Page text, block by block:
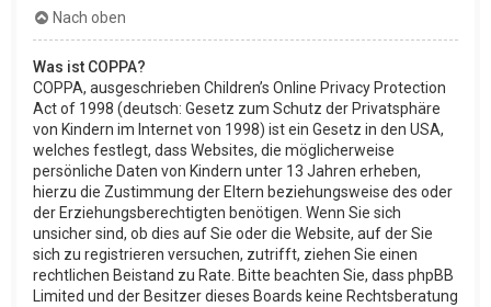
Nach oben
Was ist COPPA?
COPPA, ausgeschrieben Children’s Online Privacy Protection
Act of 1998 (deutsch: Gesetz zum Schutz der Privatsphäre
von Kindern im Internet von 1998) ist ein Gesetz in den USA,
welches festlegt, dass Websites, die möglicherweise
persönliche Daten von Kindern unter 13 Jahren erheben,
hierzu die Zustimmung der Eltern beziehungsweise des oder
der Erziehungsberechtigten benötigen. Wenn Sie sich
unsicher sind, ob dies auf Sie oder die Website, auf der Sie
sich zu registrieren versuchen, zutrifft, ziehen Sie einen
rechtlichen Beistand zu Rate. Bitte beachten Sie, dass phpBB
Limited und der Besitzer dieses Boards keine Rechtsberatung